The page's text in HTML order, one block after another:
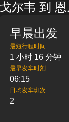
戈尔韦 到
早晨出发
最短行程时间
1 小时 16 分钟
最早发车时刻
06:15
日均发车班次
2